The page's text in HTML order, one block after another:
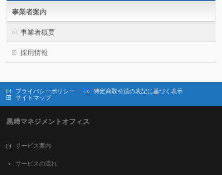
事業者案内
事業者概要
採用情報
プライバシーポリシー
特定商取引法の表記に基づく表示
サイトマップ
黒﨑マネジメントオフィス
サービス案内
サービスの流れ